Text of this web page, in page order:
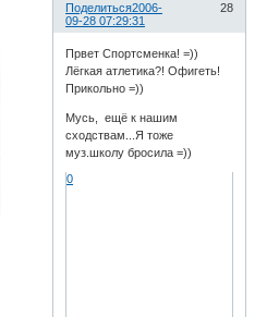
Поделиться 28
2006-
09-28 07:29:31
Првет Спортсменка! =))
Лёгкая атлетика?! Офигеть!
Прикольно =))
Мусь, ещё к нашим
сходствам...Я тоже
муз.школу бросила =))
0